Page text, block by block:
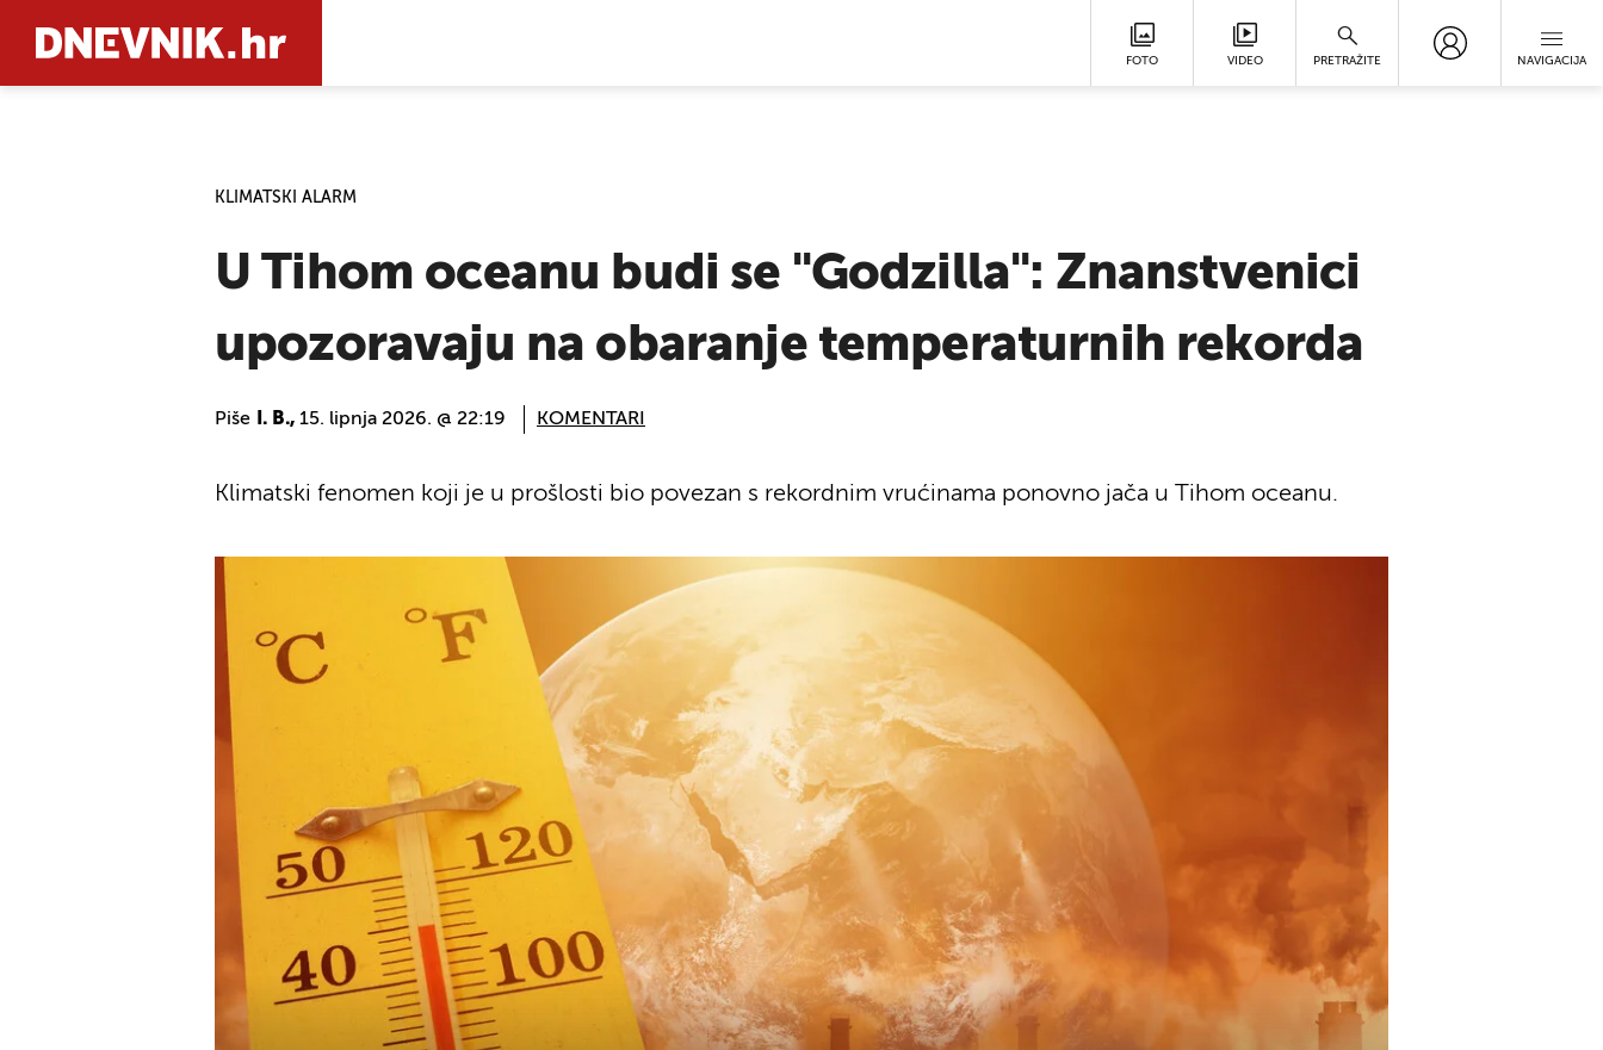
FOTO VIDEO PRETRAŽITE NAVIGACIJA
KLIMATSKI ALARM
U Tihom oceanu budi se "Godzilla": Znanstvenici
upozoravaju na obaranje temperaturnih rekorda
Piše I. B., 15. lipnja 2026. @ 22:19 KOMENTARI
Klimatski fenomen koji je u prošlosti bio povezan s rekordnim vrućinama ponovno jača u Tihom oceanu.